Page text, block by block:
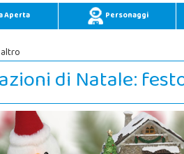
Aperta Personaggi
di Natale: